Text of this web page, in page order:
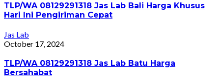
TLP/WA 08129291318 Jas Lab Bali Harga Khusus
Hari Ini Pengiriman Cepat
Jas Lab
October 17, 2024
TLP/WA 08129291318 Jas Lab Batu Harga
Bersahabat